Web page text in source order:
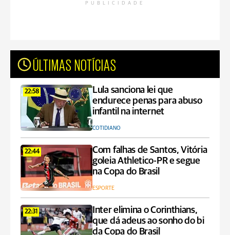
PUBLICIDADE
ÚLTIMAS NOTÍCIAS
22:58
Lula sanciona lei que
endurece penas para abuso
infantil na internet
COTIDIANO
22:44
Com falhas de Santos, Vitória
goleia Athletico-PR e segue
na Copa do Brasil
ESPORTE
22:31
Inter elimina o Corinthians,
que dá adeus ao sonho do bi
da Copa do Brasil